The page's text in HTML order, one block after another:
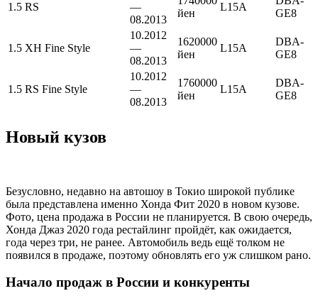
1.5 RS
—
08.2013
йен
L15A
GE8
1.5 XH Fine Style
10.2012
—
08.2013
1620000
йен
L15A
DBA-
GE8
1.5 RS Fine Style
10.2012
—
08.2013
1760000
йен
L15A
DBA-
GE8
Новый кузов
Безусловно, недавно на автошоу в Токио широкой публике
была представлена именно Хонда Фит 2020 в новом кузове.
Фото, цена продажа в России не планируется. В свою очередь,
Хонда Джаз 2020 года рестайлинг пройдёт, как ожидается,
года через три, не ранее. Автомобиль ведь ещё толком не
появился в продаже, поэтому обновлять его уж слишком рано.
Начало продаж в России и конкуренты